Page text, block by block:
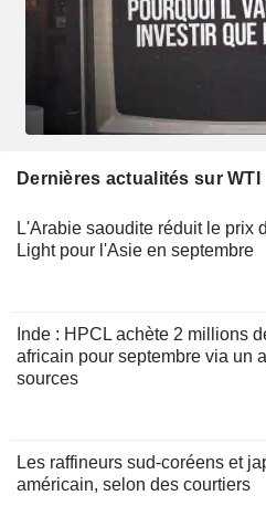
Dernières actualités sur WTI
L'Arabie saoudite réduit le prix
Light pour l'Asie en septembre
Inde : HPCL achète 2 millions
africain pour septembre via un
sources
Les raffineurs sud-coréens et
américain, selon des courtiers